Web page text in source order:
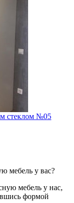
стеклом №05
мебель у вас?
мебель у нас,
формой